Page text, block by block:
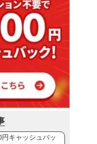
円キャッシュバッ